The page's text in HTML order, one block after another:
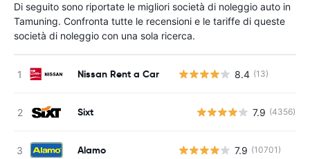
Di seguito sono riportate le migliori società di noleggio auto in
Tamuning. Confronta tutte le recensioni e le tariffe di queste
società di noleggio con una sola ricerca.
Nissan Rent a Car 8.4 (13)
Sixt 7.9 (4356)
Alamo 7.9 (10701)